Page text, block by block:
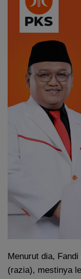
Menurut dia,
(razia), mestinya